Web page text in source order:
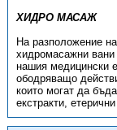
ХИДРО МАСАЖ
На разположение
хидромасажни
нашия медицински
ободряващо
които могат да
екстракти,